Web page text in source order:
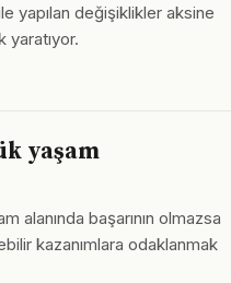
yapılan değişiklikler aksine
yaratıyor.
yaşam
alanında başarının olmazsa
kazanımlara odaklanmak